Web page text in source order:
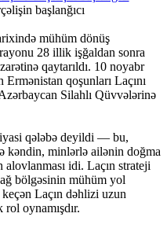
başlanğıcı
mühüm dönüş
28 illik işğaldan sonra
qaytarıldı. 10 noyabr
qoşunları Laçını
Silahlı Qüvvələrinə
qələbə deyildi — bu,
kəndin, minlərlə ailənin doğma
idi. Laçın strateji
bölgəsinin mühüm yol
Laçın dəhlizi uzun
oynamışdır.